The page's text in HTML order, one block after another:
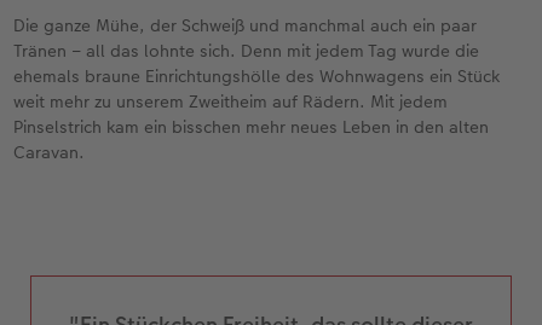
Die ganze Mühe, der Schweiß und manchmal auch ein paar
Tränen – all das lohnte sich. Denn mit jedem Tag wurde die
ehemals braune Einrichtungshölle des Wohnwagens ein Stück
weit mehr zu unserem Zweitheim auf Rädern. Mit jedem
Pinselstrich kam ein bisschen mehr neues Leben in den alten
Caravan.